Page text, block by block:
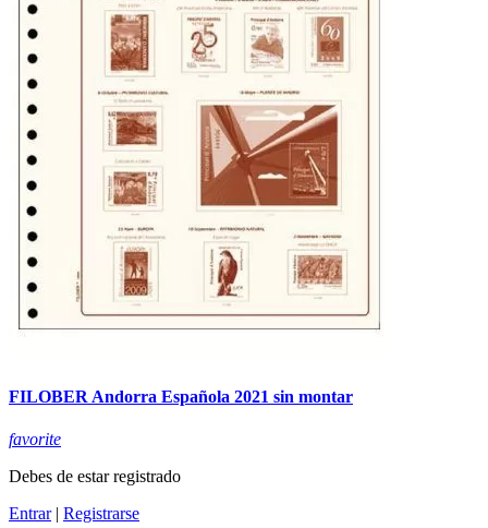
FILOBER Andorra Española 2021 sin montar
favorite
Debes de estar registrado
Entrar| Registrarse